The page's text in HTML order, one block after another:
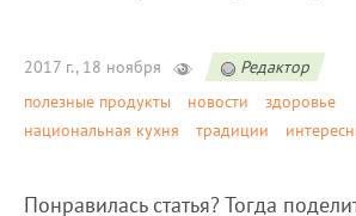
2017 г., 18 ноября
Редактор
полезные продукты
новости
здоровье
национальная кухня
традиции
Понравилась статья? Тогда